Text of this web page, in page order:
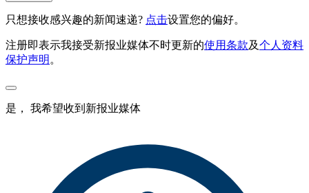
只想接收感兴趣的新闻速递? 点击设置您的偏好。
注册即表示我接受新报业媒体不时更新的使用条款及个人资料
保护声明。
是， 我希望收到新报业媒体